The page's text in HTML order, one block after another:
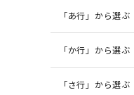
「あ行」から選ぶ
「か行」から選ぶ
「さ行」から選ぶ